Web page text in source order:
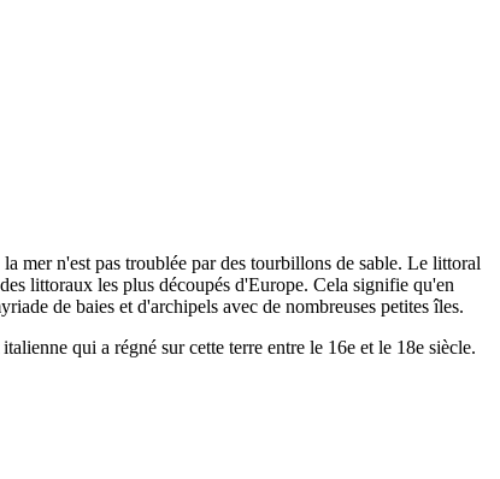
mer n'est pas troublée par des tourbillons de sable. Le littoral
littoraux les plus découpés d'Europe. Cela signifie qu'en
de baies et d'archipels avec de nombreuses petites îles.
qui a régné sur cette terre entre le 16e et le 18e siècle.